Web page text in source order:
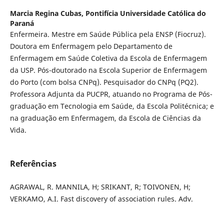
Marcia Regina Cubas, Pontifícia Universidade Católica do
Paraná
Enfermeira. Mestre em Saúde Pública pela ENSP (Fiocruz).
Doutora em Enfermagem pelo Departamento de
Enfermagem em Saúde Coletiva da Escola de Enfermagem
da USP. Pós-doutorado na Escola Superior de Enfermagem
do Porto (com bolsa CNPq). Pesquisador do CNPq (PQ2).
Professora Adjunta da PUCPR, atuando no Programa de Pós-
graduação em Tecnologia em Saúde, da Escola Politécnica; e
na graduação em Enfermagem, da Escola de Ciências da
Vida.
Referências
AGRAWAL, R. MANNILA, H; SRIKANT, R; TOIVONEN, H;
VERKAMO, A.I. Fast discovery of association rules. Adv.